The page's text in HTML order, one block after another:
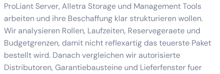
ProLiant Server, Alletra Storage und Management Tools
arbeiten und ihre Beschaffung klar strukturieren wollen.
Wir analysieren Rollen, Laufzeiten, Reservegeraete und
Budgetgrenzen, damit nicht reflexartig das teuerste Paket
bestellt wird. Danach vergleichen wir autorisierte
Distributoren, Garantiebausteine und Lieferfenster fuer